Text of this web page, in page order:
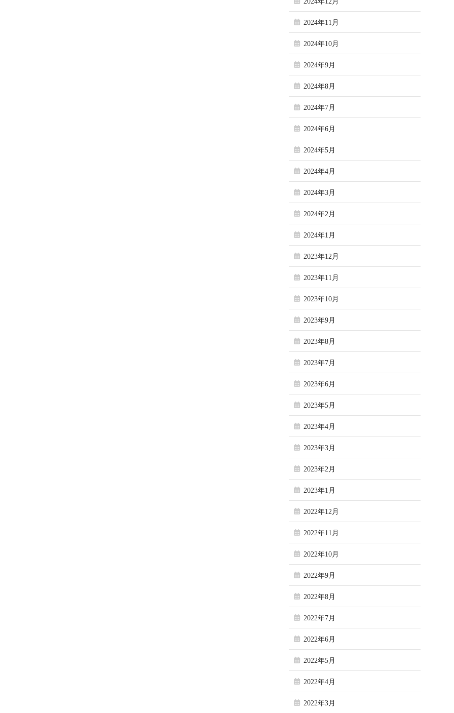
2024年11月
2024年10月
2024年9月
2024年8月
2024年7月
2024年6月
2024年5月
2024年4月
2024年3月
2024年2月
2024年1月
2023年12月
2023年11月
2023年10月
2023年9月
2023年8月
2023年7月
2023年6月
2023年5月
2023年4月
2023年3月
2023年2月
2023年1月
2022年12月
2022年11月
2022年10月
2022年9月
2022年8月
2022年7月
2022年6月
2022年5月
2022年4月
2022年3月